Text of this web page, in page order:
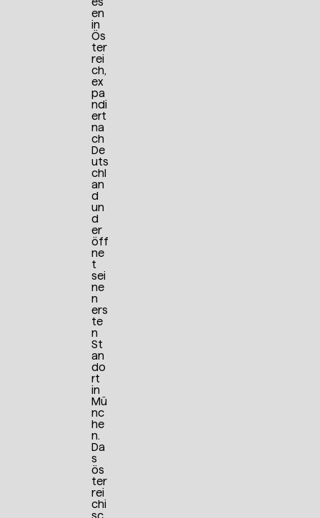
en
in
Ös
ter
rei
ch,
ex
pa
ndi
ert
na
ch
De
uts
chl
an
d
un
d
er
öff
ne
t
sei
ne
n
ers
te
n
St
an
do
rt
in
Mü
nc
he
n.
Da
s
ös
ter
rei
chi
sc